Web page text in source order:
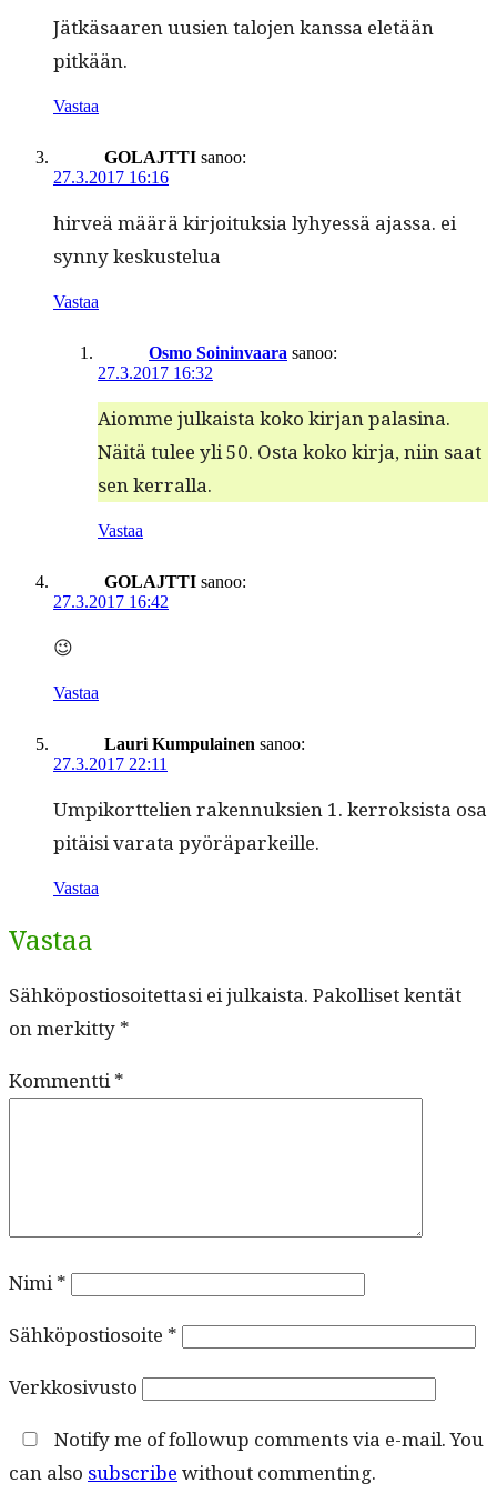
Jätkäsaaren uusien talo­jen kanssa eletään
pitkään.
Vastaa
GOLAJTTI sanoo:
27.3.2017 16:16
hirveä määrä kir­joituk­sia lyhyessä ajas­sa. ei
syn­ny keskustelua
Vastaa
Osmo Soininvaara sanoo:
27.3.2017 16:32
Aiomme julka­ista koko kir­jan palasi­na.
Näitä tulee yli 50. Osta koko kir­ja, niin saat
sen kerralla.
Vastaa
GOLAJTTI sanoo:
27.3.2017 16:42
😉
Vastaa
Lauri Kumpulainen sanoo:
27.3.2017 22:11
Umpiko­rt­telien raken­nuk­sien 1. ker­roksista osa
pitäisi vara­ta pyöräparkeille.
Vastaa
Vastaa
Sähköpostiosoitettasi ei julkaista. Pakolliset kentät
on merkitty *
Kommentti*
Nimi*
Sähköpostiosoite *
Verkkosivusto
Notify me of followup comments via e-mail. You
can also subscribe without commenting.